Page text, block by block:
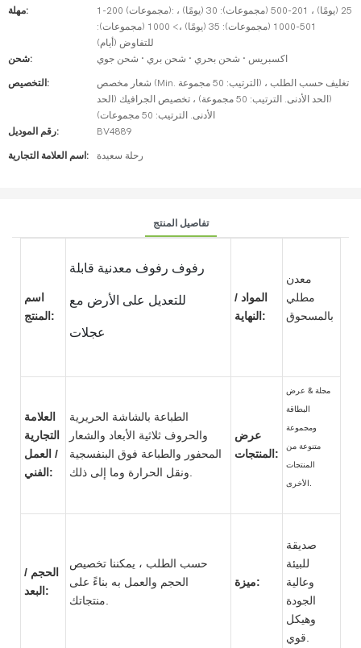
مهلة:
1-200 (مجموعات): 25 (يومًا) ، 201-500 (مجموعات): 30 (يومًا) ،
501-1000 (مجموعات): 35 (يومًا) ،> 1000 (مجموعات):
للتفاوض (أيام)
شحن:
اكسبريس · شحن بحري · شحن بري · شحن جوي
التخصيص:
شعار مخصص (Min. الترتيب: 50 مجموعة) ، تغليف حسب الطلب
(الحد الأدنى. الترتيب: 50 مجموعة) ، تخصيص الجرافيك (الحد
الأدنى. الترتيب: 50 مجموعات)
رقم الموديل:
BV4889
اسم العلامة التجارية: رحلة سعيدة
تفاصيل المنتج
اسم
المنتج:
رفوف رفوف معدنية قابلة
للتعديل على الأرض مع
عجلات
المواد /
النهاية:
معدن
مطلي
بالمسحوق
العلامة
التجارية
/ العمل
الفني:
الطباعة بالشاشة الحريرية
والحروف ثلاثية الأبعاد والشعار
المحفور والطباعة فوق البنفسجية
عرض
المنتجات:
مجلة & عرض
البطاقة
ومجموعة
متنوعة من
المنتجات
الحجم /
البعد:
حسب الطلب ، يمكننا تخصيص
الحجم والعمل به بناءً على
ميزة:
صديقة
للبيئة
وعالية
الجودة
وهيكل